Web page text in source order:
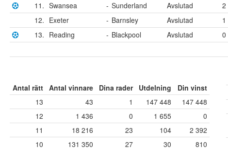
11. Swansea - Sunderland Avslutad 2
12. Exeter - Barnsley Avslutad 1
13. Reading - Blackpool Avslutad 0
Antal rätt Antal vinnare Dina rader Utdelning
Din vinst
13
43 1 147 448
147 448
12
1 436 0 1 655
0
11
18 216 23 104
2 392
10
131 350 27 30
810